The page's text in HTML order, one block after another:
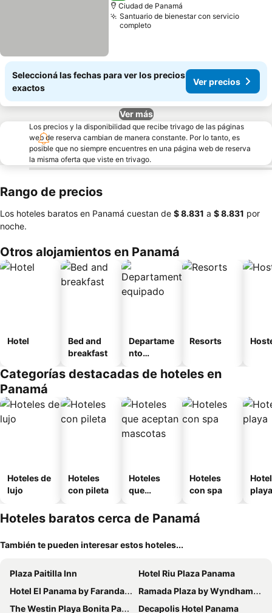
Ciudad de Panamá
Santuario de bienestar con servicio
completo
Seleccioná las fechas para ver los precios
exactos
Ver precios
Ver más
Los precios y la disponibilidad que recibe trivago de las páginas
web de reserva cambian de manera constante. Por lo tanto, es
posible que no siempre encuentres en una página web de reserva
la misma oferta que viste en trivago.
Rango de precios
Los hoteles baratos en Panamá cuestan de ‎$ 8.831 a ‎$ 8.831 por
noche.
Otros alojamientos en Panamá
Hotel
Bed and
breakfast
Departame
nto
Resorts
Categorías destacadas de hoteles en
Panamá
Hoteles de
lujo
Hoteles
con pileta
Hoteles
que
mascotas
Hoteles
con spa
playa
Hoteles baratos cerca de Panamá
También te pueden interesar estos hoteles...
Plaza Paitilla Inn
Hotel Riu Plaza Panama
Hotel El Panama by Faranda Grand, a member of Radisson Individuals
Ramada Plaza by Wyndham Panama Punta Pacifica
The Westin Playa Bonita Panama
Decapolis Hotel Panama